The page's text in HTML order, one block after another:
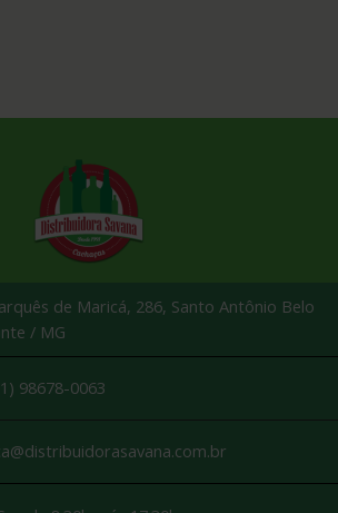
de Maricá, 286, Santo Antônio Belo
/ MG
98678-0063